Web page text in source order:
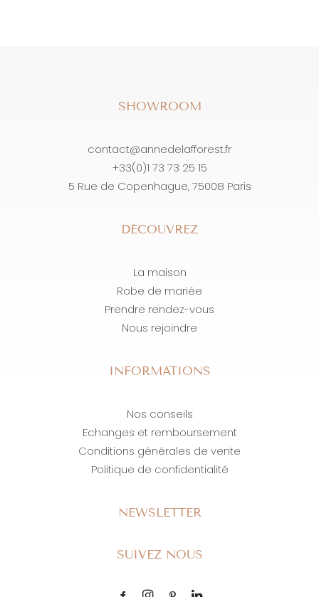
SHOWROOM
contact@annedelafforest.fr
+33(0)1 73 73 25 15
5 Rue de Copenhague, 75008 Paris
DÉCOUVREZ
La maison
Robe de mariée
Prendre rendez-vous
Nous rejoindre
INFORMATIONS
Nos conseils
Echanges et remboursement
Conditions générales de vente
Politique de confidentialité
NEWSLETTER
SUIVEZ NOUS